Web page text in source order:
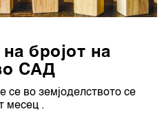
бројот на
САД
се во земјоделството се
месец .